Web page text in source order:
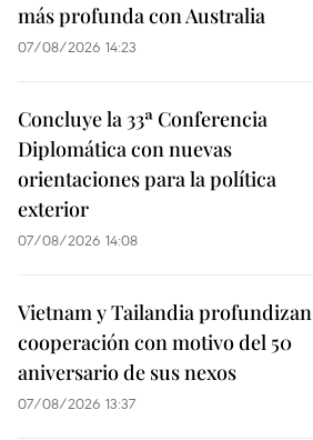
más profunda con Australia
07/08/2026 14:23
Concluye la 33ª Conferencia
Diplomática con nuevas
orientaciones para la política
exterior
07/08/2026 14:08
Vietnam y Tailandia profundizan
cooperación con motivo del 50
aniversario de sus nexos
07/08/2026 13:37